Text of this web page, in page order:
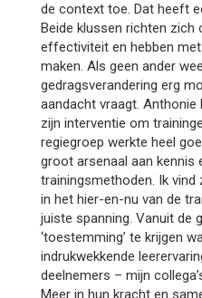
de context toe. Dat heeft
Beide klussen richten zich
effectiviteit en hebben
maken. Als geen ander
gedragsverandering erg
aandacht vraagt. Anthonie
zijn interventie om
regiegroep werkte heel
groot arsenaal aan kennis
trainingsmethoden. Ik
in het hier-en-nu van de
juiste spanning. Vanuit de
‘toestemming’ te krijgen
indrukwekkende
deelnemers – mijn
Meer in hun kracht en